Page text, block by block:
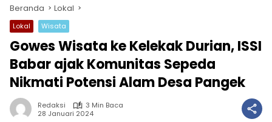
Beranda Lokal
Lokal Wisata
Gowes Wisata ke Kelekak Durian, ISSI
Babar ajak Komunitas Sepeda
Nikmati Potensi Alam Desa Pangek
Redaksi
3 Min Baca
28 Januari 2024